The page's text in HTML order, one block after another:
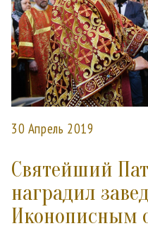
30 Апрель 2019
Святейший
наградил
Иконописным